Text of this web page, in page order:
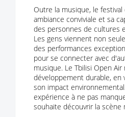
Outre la musique, le
ambiance conviviale et sa
des personnes de cultures
Les gens viennent non
des performances
pour se connecter avec
musique. Le Tbilisi Open
développement durable, en
son impact
expérience à ne pas
souhaite découvrir la scène